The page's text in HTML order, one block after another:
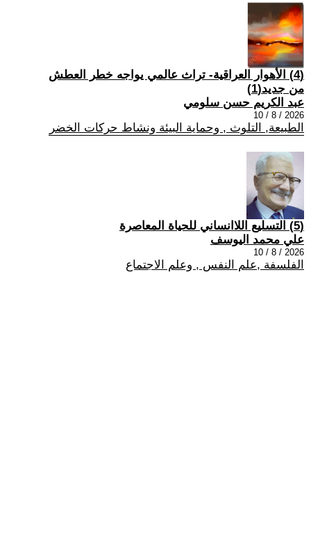
(4) الأهوار العراقية- تراث عالمي يواجه خطر العطش
من جديد(1)
عبد الكريم حسن سلومي
2026 / 8 / 10
الطبيعة, التلوث , وحماية البيئة ونشاط حركات الخضر
(5) التسليع اللاانساني للحياة المعاصرة
علي محمد اليوسف
2026 / 8 / 10
الفلسفة ,علم النفس , وعلم الاجتماع